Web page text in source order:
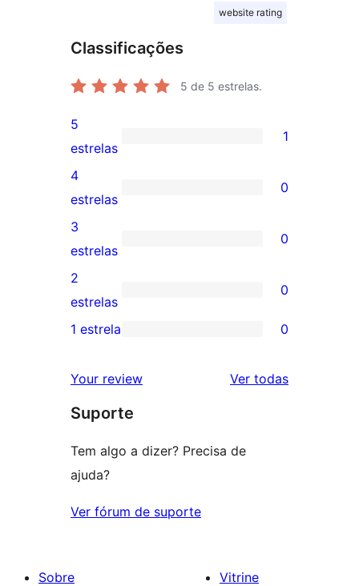
website rating
Classificações
5 de 5 estrelas.
1
avaliação
com
5
estrela
5
estrelas
1
0
avaliação
com
4
estrela
4
estrelas
0
0
avaliação
com
3
3
estrelas
0
0
avaliação
2
2
estrelas
0
com
1
1 estrela 0
Your review Ver todasavaliações
Suporte
Tem algo a dizer? Precisa de
ajuda?
Ver fórum de suporte
Sobre
Vitrine